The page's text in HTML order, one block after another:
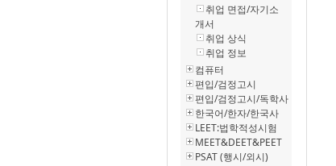
취업 면접/자기소
개서
취업 상식
취업 정보
컴퓨터
편입/검정고시
편입/검정고시/독학사
한국어/한자/한국사
LEET:법학적성시험
MEET&DEET&PEET
PSAT (행시/외시)